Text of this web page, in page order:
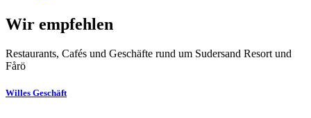
Wir empfehlen
Restaurants, Cafés und Geschäfte rund um Sudersand Resort und
Fårö
Willes Geschäft